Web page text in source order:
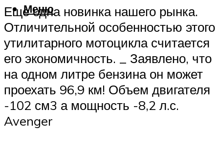
Меню
Еще одна новинка нашего рынка.
Отличительной особенностью этого
утилитарного мотоцикла считается
его экономичность. _ Заявлено, что
на одном литре бензина он может
проехать 96,9 км! Объем двигателя
-102 см3 а мощность -8,2 л.с.
Avenger